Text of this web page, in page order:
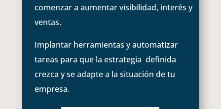
comenzar a aumentar visibilidad, interés y
ventas.
Implantar herramientas y automatizar
tareas para que la estrategia definida
crezca y se adapte a la situación de tu
empresa.